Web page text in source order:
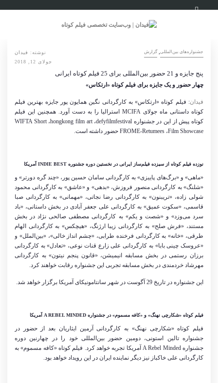
‌‌جشنواره‌های بین‌المللی,گزارش نوشته:
فیدان
جولای 12, 2018
پنج جایزه و 21 حضور بین‌المللی برای 25 فیلم کوتاه ایرانی
چهار حضور و یک جایزه برای فیلم کوتاه «ارتکاس»
فیدان: فیلم کوتاه «ارتکاس» به کارگردانی نگین همایون پور جایزه بهترین فیلم
کوتاه داستانی ماه جولای MCIFAاسترالیا را به دست آورد. همچنین این فیلم
کوتاه پیش از این در جشنواره defyfilmfestival،hongkong film art،WIFTA Short
Film Showcase، FROME-Retumees حضور داشته است.
نوزده فیلم کوتاه از سیزده فیلمساز ایرانی در نخستین دوره جشنوره INDIE BEST آمریکا
«ماهی» و «برگهای پاییزی» به کارگردانی سامان حسین پور، «چند گره دورتر» و
«شلنگ» به کارگردانی منصور فروزش، «بدهی» و «عاشق» به کارگردانی محمود
شولی زاده، «تریبنون» به کارگردانی رضا نجاتی، «مهمانی» به کارگردانی صبا
قاسمی، «سکوت عمیق» به کارگردانی علی جعفر آبادی در بخش داستانی، «باد
سرد میوزد» و «شصت و یکم» به کارگردانی مصطفی صالحی نژاد در بخش
مستند، «فرش صلح» به کارگردانی زیبا ارژنگ، «هیچکس» به کارگردانی الهام
طرقی، «خانه» به کارگردانی فرخنده طرابی، «چشم انداز خالی»، «بین الملل» و
«عروسک چینی بابا» به کارگردانی علی زارع قنات نوعی، «تعادل» به کارگردانی
برزان رستمی در بخش مسابقه انیمیشن، «قانون پنجم نیتون» به کارگردانی
مهرشاد خردمندی در بخش مسابقه تجربی این جشنواره رقابت خواهند کرد.
این جشنواره در تاریخ 29 آگوست در شهر سانتامونیکای آمریکا برگزار خواهد شد.
فیلم کوتاه «شکارچی نهنگ» و «کافه مسموم» در جشنواره A REBEL MINDED آمریکا
فیلم کوتاه «شکارچی نهنگ» به کارگردانی آرمین ایثاریان بعد از حضور در
جشنواره تالین استونی، دومین حضور بین المللی خود را در چهارنین دوره
جشنوارهA Rebel Minded آمریکا تجربه خواهد کرد. فیلم کوتاه «کافه مسموم» به
کارگردانی علی خاکباز نیز دیگر نماینده ایران در این رویداد خواهد بود.